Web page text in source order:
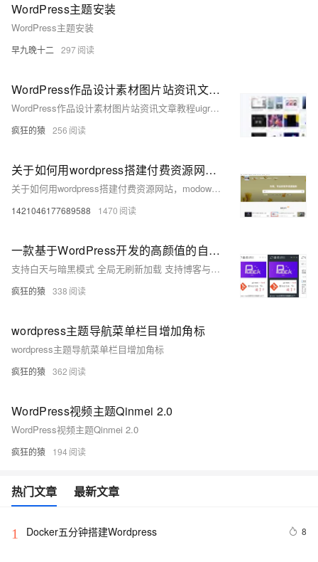
WordPress主题安装
WordPress主题安装
早九晚十二 297
WordPress作品设计素材图片站资讯文章教程uigreat主题
WordPress作品设计素材图片站资讯文章教程uigreat主题
疯狂的猿 256
关于如何用wordpress搭建付费资源网站，modown付费主题推荐
关于如何用wordpress搭建付费资源网站，modown付费主题推荐
1421046177689588 1470
一款基于WordPress开发的高颜值的自适应主题Puock
支持白天与暗黑模式 全局无刷新加载 支持博客与CMS布局 内置WP优化策略 一键全站变灰 网页压缩成一行 后台防恶意登录 内置出色的SEO功能 评论Ajax加载 文章点赞、打赏 支持Twemoji集成 支持QQ登录 丰富的广告位 丰富的小工具 自动百度链接提交 众多页面模板 支持评论可见 支持密码可见 支持Dplayer播放器 简约快捷的后台配置 更多功能，等你的提议
疯狂的猿 338
wordpress主题导航菜单栏目增加角标
wordpress主题导航菜单栏目增加角标
疯狂的猿 362
WordPress视频主题Qinmei 2.0
WordPress视频主题Qinmei 2.0
疯狂的猿 194
热门文章 最新文章
1 Docker五分钟搭建Wordpress 8